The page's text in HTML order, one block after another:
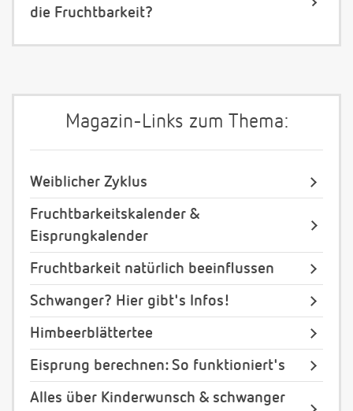
die Fruchtbarkeit?
Magazin-Links zum Thema:
Weiblicher Zyklus
Fruchtbarkeitskalender &
Eisprungkalender
Fruchtbarkeit natürlich beeinflussen
Schwanger? Hier gibt's Infos!
Himbeerblättertee
Eisprung berechnen: So funktioniert's
Alles über Kinderwunsch & schwanger